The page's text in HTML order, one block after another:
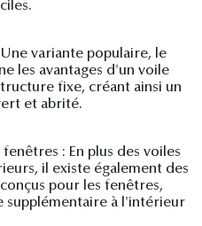
variante populaire, le
les avantages d'un voile
fixe, créant ainsi un
et abrité.
: En plus des voiles
il existe également des
pour les fenêtres,
supplémentaire à l'intérieur